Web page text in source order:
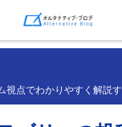
視点でわかりやすく解説